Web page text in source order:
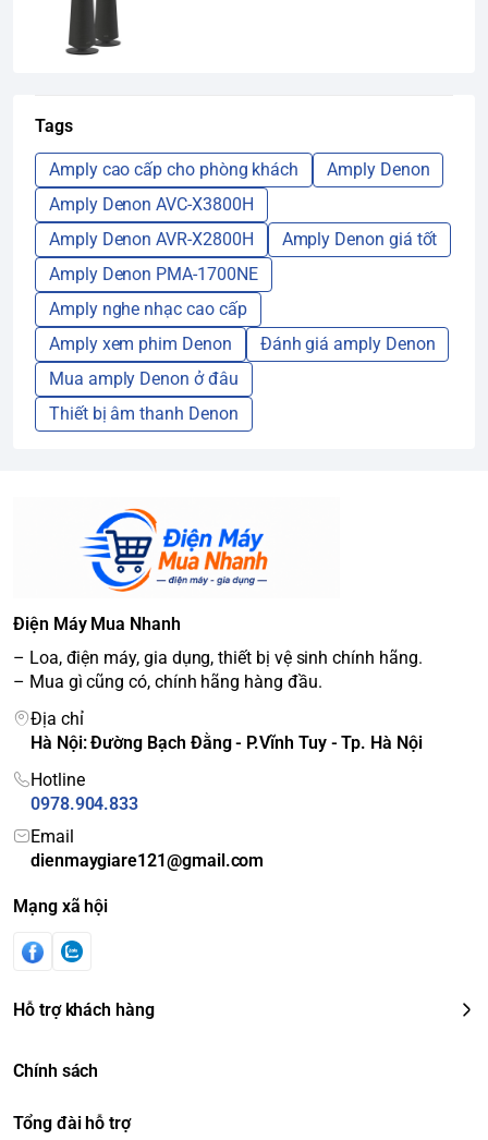
Tags
Amply cao cấp cho phòng khách
Amply Denon
Amply Denon AVC-X3800H
Amply Denon AVR-X2800H
Amply Denon giá tốt
Amply Denon PMA-1700NE
Amply nghe nhạc cao cấp
Amply xem phim Denon
Đánh giá amply Denon
Mua amply Denon ở đâu
Thiết bị âm thanh Denon
Điện Máy Mua Nhanh
– Loa, điện máy, gia dụng, thiết bị vệ sinh chính hãng.
– Mua gì cũng có, chính hãng hàng đầu.
Địa chỉ
Hà Nội: Đường Bạch Đằng - P.Vĩnh Tuy - Tp. Hà Nội
Hotline
0978.904.833
Email
dienmaygiare121@gmail.com
Mạng xã hội
Hỗ trợ khách hàng
Chính sách
Tổng đài hỗ trợ